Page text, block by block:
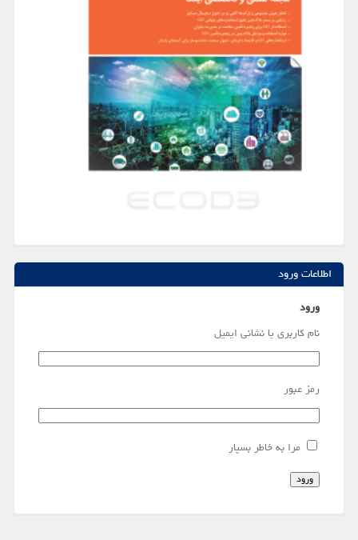
اطلاعات ورود
ورود
نام کاربری یا نشانی ایمیل
رمز عبور
مرا به خاطر بسپار
ورود